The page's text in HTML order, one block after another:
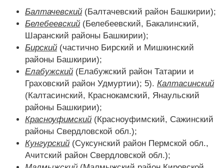
Балтачевский (Балтачевский район Башкирии);
Белебеевский (Белебеевский, Бакалинский,
Шаранский районы Башкирии);
Бирский (частично Бирский и Мишкинский
районы Башкирии);
Елабужский (Елабужский район Татарии и
Граховский район Удмуртии); 5). Калтасинский
(Калтасинский, Краснокамский, Янаульский
районы Башкирии);
Красноуфимский (Красноуфимский, Сажинский
районы Свердловской обл.);
Кунгурский (Суксунский район Пермской обл.,
Ачитский район Свердловской обл.);